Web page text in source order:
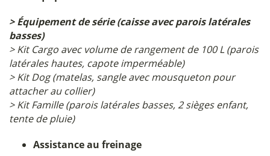
> Équipement de série (caisse avec parois latérales
basses)
> Kit Cargo avec volume de rangement de 100 L (parois
latérales hautes, capote imperméable)
> Kit Dog (matelas, sangle avec mousqueton pour
attacher au collier)
> Kit Famille (parois latérales basses, 2 sièges enfant,
tente de pluie)
Assistance au freinage